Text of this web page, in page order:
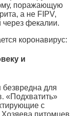
поражающую
а не FIPV,
через фекалии.
коронавирус:
и
для
«Подхватить»
с
питомцев